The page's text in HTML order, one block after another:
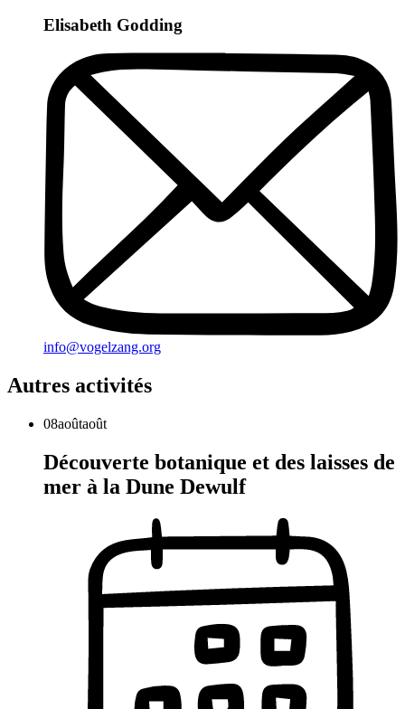
Elisabeth Godding
info@vogelzang.org
Autres activités
08aoûtaoût
Découverte botanique et des laisses de
mer à la Dune Dewulf